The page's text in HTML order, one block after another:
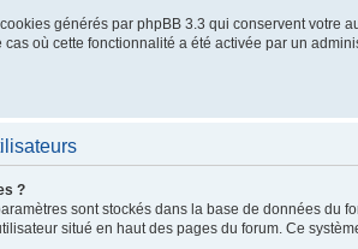
générés par phpBB 3.3 qui conservent
où cette fonctionnalité a été activée par un
?
sont stockés dans la base de données du
situé en haut des pages du forum. Ce